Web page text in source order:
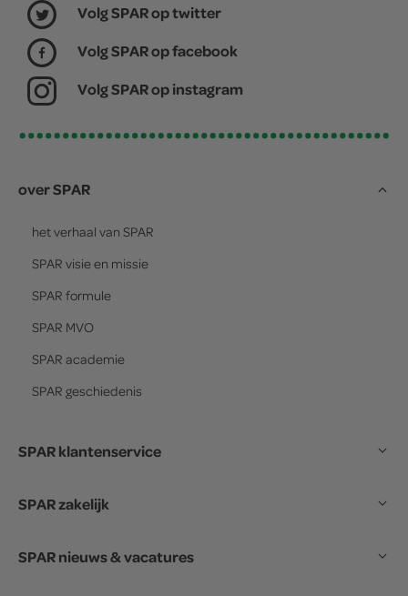
Volg SPAR op twitter
Volg SPAR op facebook
Volg SPAR op instagram
over SPAR
het verhaal van SPAR
SPAR visie en missie
SPAR formule
SPAR MVO
SPAR academie
SPAR geschiedenis
SPAR klantenservice
SPAR zakelijk
SPAR nieuws & vacatures